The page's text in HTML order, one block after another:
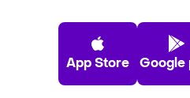
App Store Google